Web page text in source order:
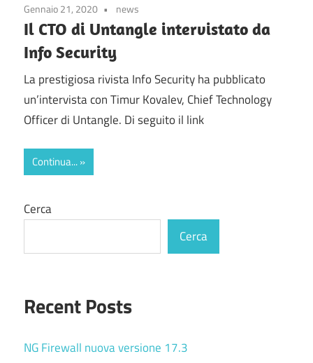
Gennaio 21, 2020 news
Il CTO di Untangle intervistato da
Info Security
La prestigiosa rivista Info Security ha pubblicato
un’intervista con Timur Kovalev, Chief Technology
Officer di Untangle. Di seguito il link
Continua...
Cerca
Cerca
Recent Posts
NG Firewall nuova versione 17.3